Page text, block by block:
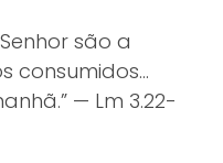
são a
consumidos…
— Lm 3.22-